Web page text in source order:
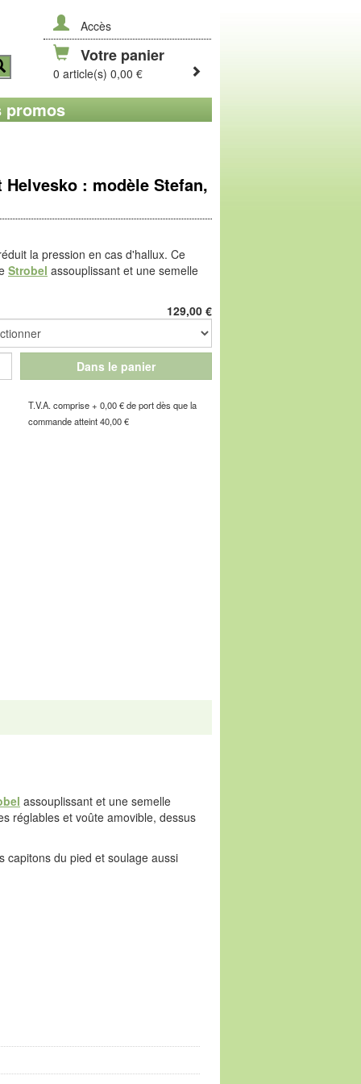
Accès
Votre panier
0 article(s) 0,00 €
promos
: modèle Stefan,
la pression en cas d'hallux. Ce
Strobel assouplissant et une semelle
Cuir de belle qualité, doublé
un bienfait pour les pieds sensibles,
les capitons du pied et soulage aussi
Dry Clim thermo-active s'étire
129,00 €
Dans le panier
T.V.A. comprise + 0,00 € de port dès que la
commande atteint 40,00 €
assouplissant et une semelle
réglables et voûte amovible, dessus
capitons du pied et soulage aussi